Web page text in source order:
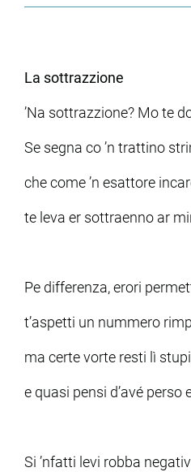
La sottrazzione
’Na sottrazzione? Mo te
Se segna co ’n trattino
che come ’n esattore
te leva er sottraenno ar
Pe differenza, erori
t’aspetti un nummero
ma certe vorte resti lì
e quasi pensi d’avé perso
Si ’nfatti levi robba